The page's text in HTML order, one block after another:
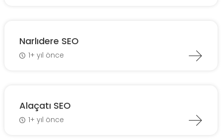
Narlıdere SEO
1+ yıl önce
Alaçatı SEO
1+ yıl önce